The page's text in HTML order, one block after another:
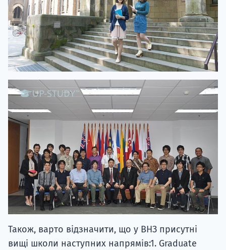
Також, варто відзначити, що у ВНЗ присутні
вищі школи наступних напрямів:1. Graduate